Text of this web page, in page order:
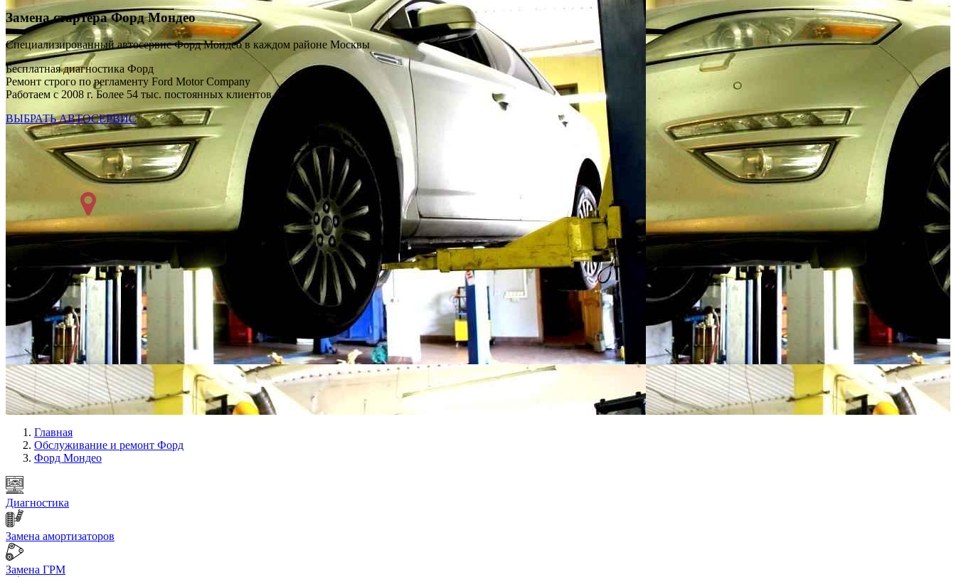
Замена стартера Форд Мондео
Специализированный автосервис Форд Мондео в каждом районе Москвы
Бесплатная диагностика Форд
Ремонт строго по регламенту Ford Motor Company
Работаем с 2008 г. Более 54 тыс. постоянных клиентов
ВЫБРАТЬ АВТОСЕРВИС
Главная
Обслуживание и ремонт Форд
Форд Мондео
Диагностика
Замена амортизаторов
Замена ГРМ